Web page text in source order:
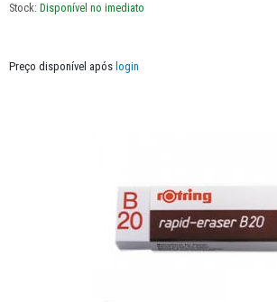
Stock: Disponível no imediato
Preço disponível após login